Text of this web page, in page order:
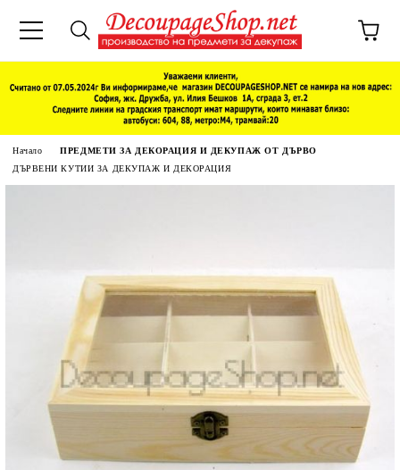
Начало
ПРЕДМЕТИ ЗА ДЕКОРАЦИЯ И ДЕКУПАЖ ОТ ДЪРВО
ДЪРВЕНИ КУТИИ ЗА ДЕКУПАЖ И ДЕКОРАЦИЯ